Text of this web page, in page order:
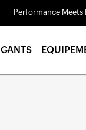
Performance Meets
GANTS